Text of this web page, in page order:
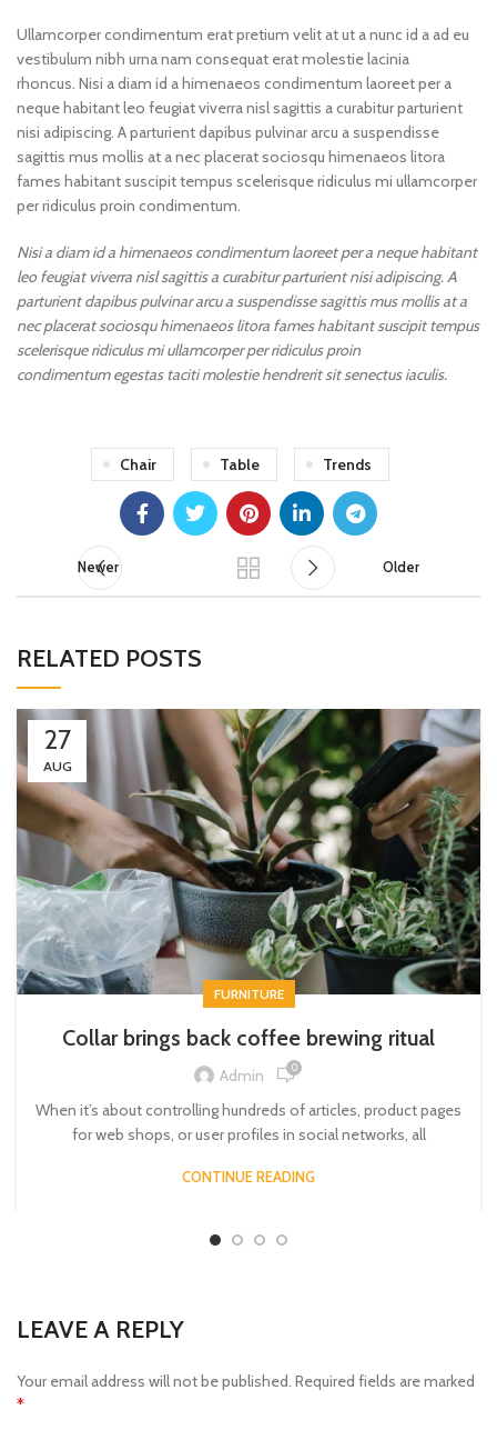
Ullamcorper condimentum erat pretium velit at ut a nunc id a ad eu
vestibulum nibh urna nam consequat erat molestie lacinia
rhoncus. Nisi a diam id a himenaeos condimentum laoreet per a
neque habitant leo feugiat viverra nisl sagittis a curabitur parturient
nisi adipiscing. A parturient dapibus pulvinar arcu a suspendisse
sagittis mus mollis at a nec placerat sociosqu himenaeos litora
fames habitant suscipit tempus scelerisque ridiculus mi ullamcorper
per ridiculus proin condimentum.
Nisi a diam id a himenaeos condimentum laoreet per a neque habitant
leo feugiat viverra nisl sagittis a curabitur parturient nisi adipiscing. A
parturient dapibus pulvinar arcu a suspendisse sagittis mus mollis at a
nec placerat sociosqu himenaeos litora fames habitant suscipit tempus
scelerisque ridiculus mi ullamcorper per ridiculus proin
condimentum egestas taciti molestie hendrerit sit senectus iaculis.
Chair Table Trends
Newer Older
RELATED POSTS
27
AUG
FURNITURE
Collar brings back coffee brewing ritual
Admin 0
When it’s about controlling hundreds of articles, product pages
for web shops, or user profiles in social networks, all
CONTINUE READING
LEAVE A REPLY
Your email address will not be published. Required fields are marked
*